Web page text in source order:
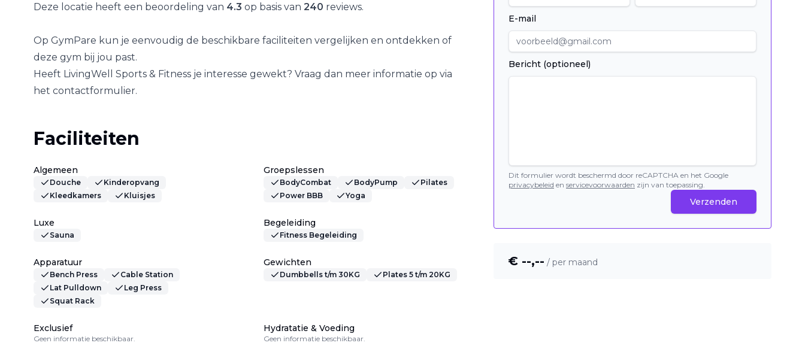
Deze locatie heeft een beoordeling van 4.3 op basis van 240 reviews.
Op GymPare kun je eenvoudig de beschikbare faciliteiten vergelijken en ontdekken of
deze gym bij jou past.
Heeft LivingWell Sports & Fitness je interesse gewekt? Vraag dan meer informatie op via
het contactformulier.
Faciliteiten
Algemeen
Douche
Kinderopvang
Kleedkamers
Kluisjes
Groepslessen
BodyCombat BodyPump
Pilates
Power BBB
Yoga
Luxe
Sauna
Begeleiding
Fitness Begeleiding
Apparatuur
Bench Press
Cable Station
Lat Pulldown
Leg Press
Squat Rack
Gewichten
Dumbbells t/m 30KG Plates 5 t/m 20KG
Exclusief
Geen informatie beschikbaar.
Hydratatie & Voeding
Geen informatie beschikbaar.
E-mail
Bericht (optioneel)
Dit formulier wordt beschermd door reCAPTCHA en het Google
privacybeleid en servicevoorwaarden zijn van toepassing.
Verzenden
€ --,-- / per maand